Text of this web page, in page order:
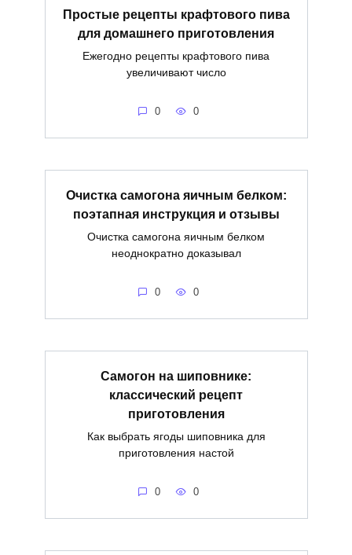
Простые рецепты крафтового пива
для домашнего приготовления
Ежегодно рецепты крафтового пива
увеличивают число
0 0
Очистка самогона яичным белком:
поэтапная инструкция и отзывы
Очистка самогона яичным белком
неоднократно доказывал
0 0
Самогон на шиповнике:
классический рецепт
приготовления
Как выбрать ягоды шиповника для
приготовления настой
0 0